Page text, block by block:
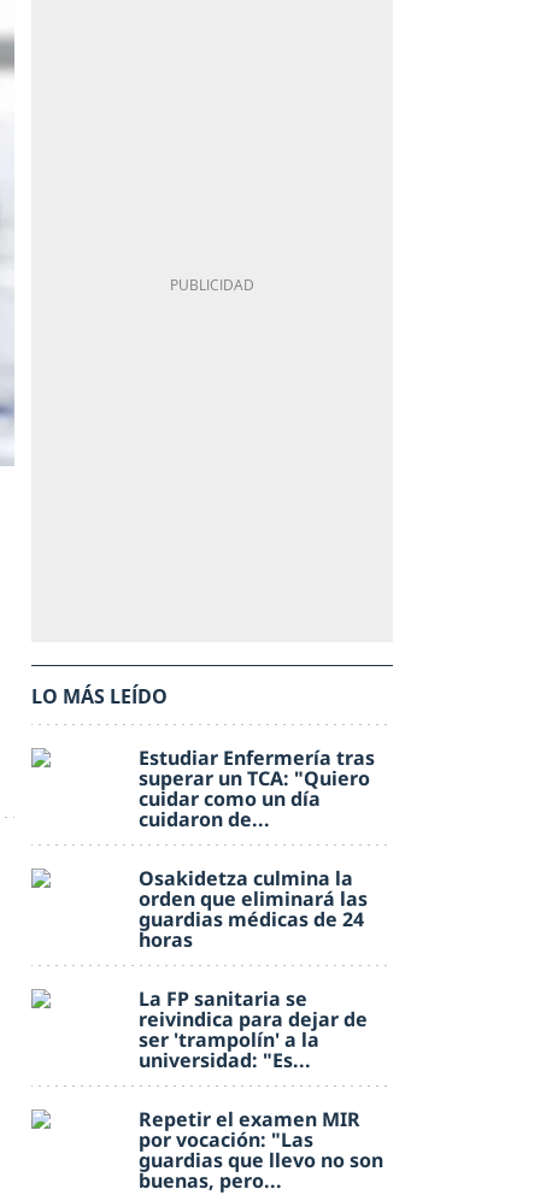
LO MÁS LEÍDO
Estudiar Enfermería tras
superar un TCA: "Quiero
cuidar como un día
cuidaron de...
Osakidetza culmina la
orden que eliminará las
guardias médicas de 24
horas
La FP sanitaria se
reivindica para dejar de
ser 'trampolín' a la
universidad: "Es...
Repetir el examen MIR
por vocación: "Las
guardias que llevo no son
buenas, pero...